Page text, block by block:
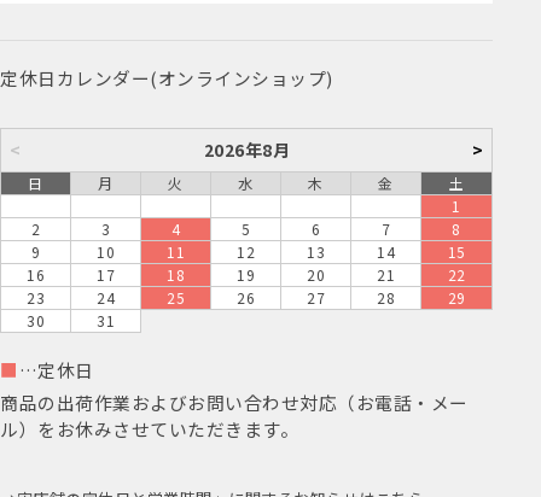
定休日カレンダー(オンラインショップ)
< 2026年8月 >
日 月 火 水 木 金
土
1
2
3 4 5 6 7
8
9
10 11 12 13 14
15
16
17 18 19 20 21
22
23
24 25 26 27 28
29
30
31
■ …定休日
商品の出荷作業およびお問い合わせ対応（お電話・メー
ル）をお休みさせていただきます。